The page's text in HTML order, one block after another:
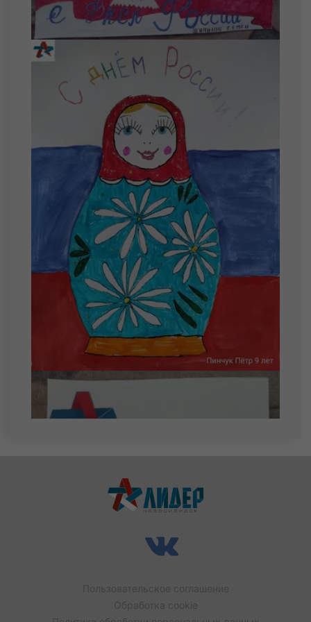
Малышев Тимур Елисеевич
Свечников Александр Евгеньевич
Чепиков Арсений Александрович
14 августа
Мишкинис Диана Витальевна
Москвин Матвей Андреевич
Сидоров Ярослав Сергеевич
16 августа
Гуляев Родион Романович
17 августа
Зубакин Тимофей Павлович
19 августа
Карпекин Михаил Сергеевич
20 августа
Дорофеев Артем Андреевич
Пастухов Илья Андреевич
Соколов Захар Дмитриевич
21 августа
Кузоваткин Никита Михайлович
22 августа
Бабин Иван Александрович
Тихонов Глеб Сергеевич
Беркус Богдан Сергеевич
Машкин Александр Михайлович
25 августа
Потапов Данила Дмитриевич
Мочалов Павел Александрович
Топко Алан Алексеевич